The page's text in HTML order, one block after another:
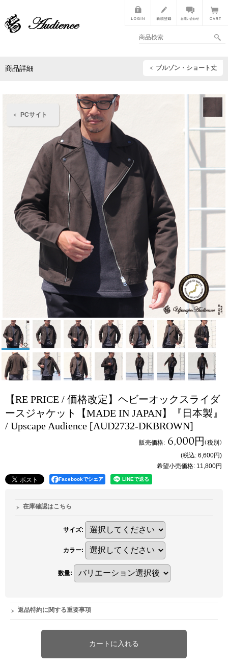
PCサイト
商品詳細 ブルゾン・ショート丈
【RE PRICE / 価格改定】ヘビーオックスライダ
ースジャケット【MADE IN JAPAN】『日本製』
/ Upscape Audience [AUD2732-DKBROWN]
販売価格: 6,000円(税別)
(税込: 6,600円)
希望小売価格: 11,800円
Facebookでシェア
在庫確認はこちら
サイズ:
カラー:
数量:
返品特約に関する重要事項